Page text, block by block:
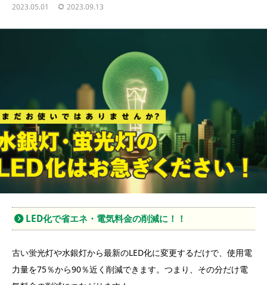
2023.05.01 2023.09.13
LED化で省エネ・電気料金の削減に！！
古い蛍光灯や水銀灯から最新のLED化に変更するだけで、使用電
力量を75％から90％近く削減できます。つまり、その分だけ電